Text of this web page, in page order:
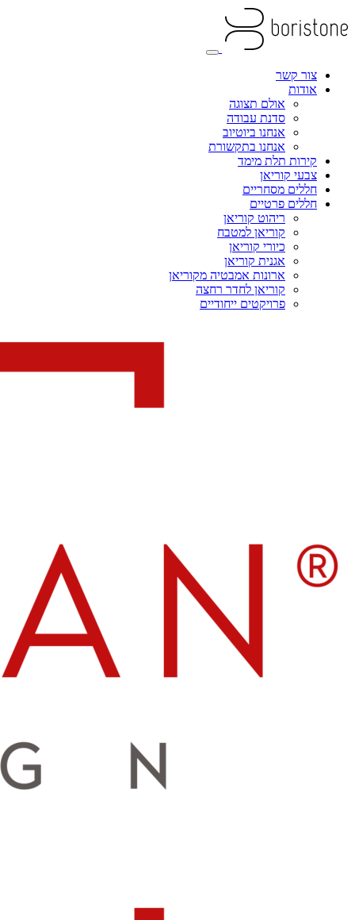
צור קשר
אודות
אולם תצוגה
סדנת עבודה
אנחנו ביוטיוב
אנחנו בתקשורת
קירות תלת מימד
צבעי קוריאן
חללים מסחריים
חללים פרטיים
ריהוט קוריאן
קוריאן למטבח
כיורי קוריאן
אגנית קוריאן
ארונות אמבטיה מקוריאן
קוריאן לחדר רחצה
פרויקטים ייחודיים